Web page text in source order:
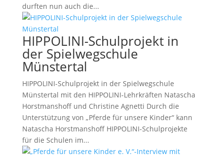
durften nun auch die...
HIPPOLINI-Schulprojekt in
der Spielwegschule
Münstertal
HIPPOLINI-Schulprojekt in der Spielwegschule
Münstertal mit den HIPPOLINI-Lehrkräften Natascha
Horstmanshoff und Christine Agnetti Durch die
Unterstützung von „Pferde für unsere Kinder“ kann
Natascha Horstmanshoff HIPPOLINI-Schulprojekte
für die Schulen im...